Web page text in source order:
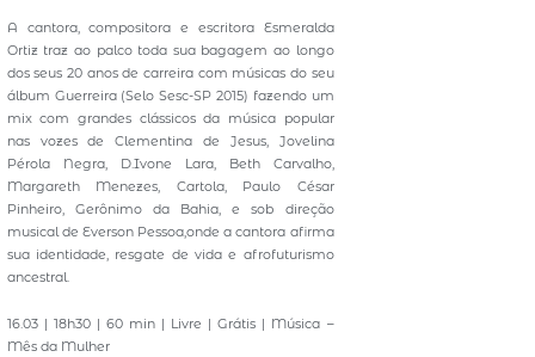
A cantora, compositora e escritora Esmeralda
Ortiz traz ao palco toda sua bagagem ao longo
dos seus 20 anos de carreira com músicas do seu
álbum Guerreira (Selo Sesc-SP 2015) fazendo um
mix com grandes clássicos da música popular
nas vozes de Clementina de Jesus, Jovelina
Pérola Negra, D.Ivone Lara, Beth Carvalho,
Margareth Menezes, Cartola, Paulo César
Pinheiro, Gerônimo da Bahia, e sob direção
musical de Everson Pessoa,onde a cantora afirma
sua identidade, resgate de vida e afrofuturismo
ancestral.
16.03 | 18h30 | 60 min | Livre | Grátis | Música –
Mês da Mulher